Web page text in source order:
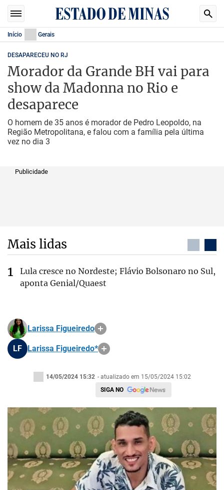
Início Gerais
DESAPARECEU NO RJ
Morador da Grande BH vai para
show da Madonna no Rio e
desaparece
O homem de 35 anos é morador de Pedro Leopoldo, na
Região Metropolitana, e falou com a família pela última
vez no dia 3
Publicidade
Mais lidas
Lula cresce no Nordeste; Flávio Bolsonaro no Sul,
aponta Genial/Quaest
Larissa Figueiredo
LF Larissa Figueiredo*
14/05/2024 15:32 - atualizado em 15/05/2024 15:02
SIGA NO